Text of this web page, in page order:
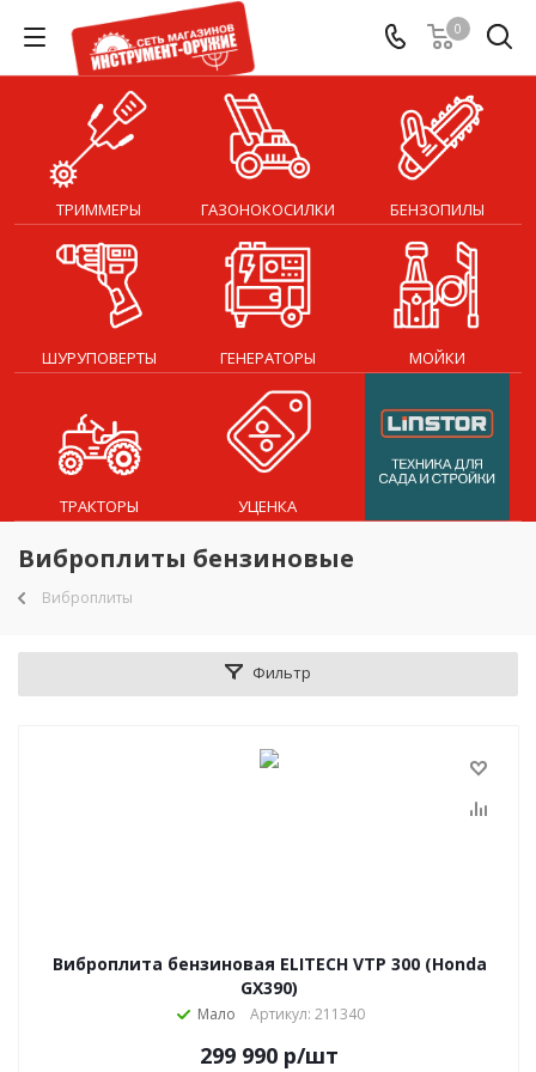
0
ТРИММЕРЫ ГАЗОНОКОСИЛКИ БЕНЗОПИЛЫ
ШУРУПОВЕРТЫ ГЕНЕРАТОРЫ МОЙКИ
ТРАКТОРЫ УЦЕНКА
Виброплиты бензиновые
Виброплиты
Фильтр
Виброплита бензиновая ELITECH VTP 300 (Honda
GX390)
Мало Артикул: 211340
299 990 р/шт